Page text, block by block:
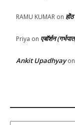
RAMU KUMAR on
Priya on एबॉर्शन
Ankit Upadhyayon
Categories